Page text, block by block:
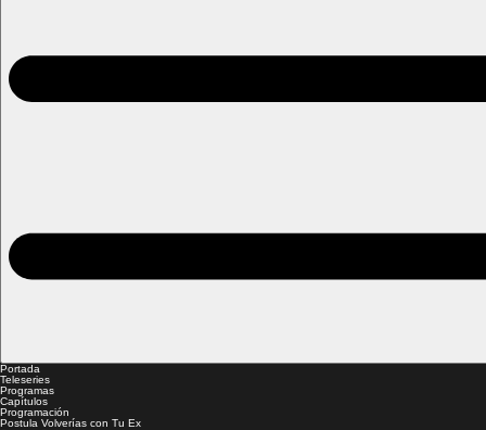
Portada
Teleseries
Programas
Capítulos
Programación
Postula Volverías con Tu Ex